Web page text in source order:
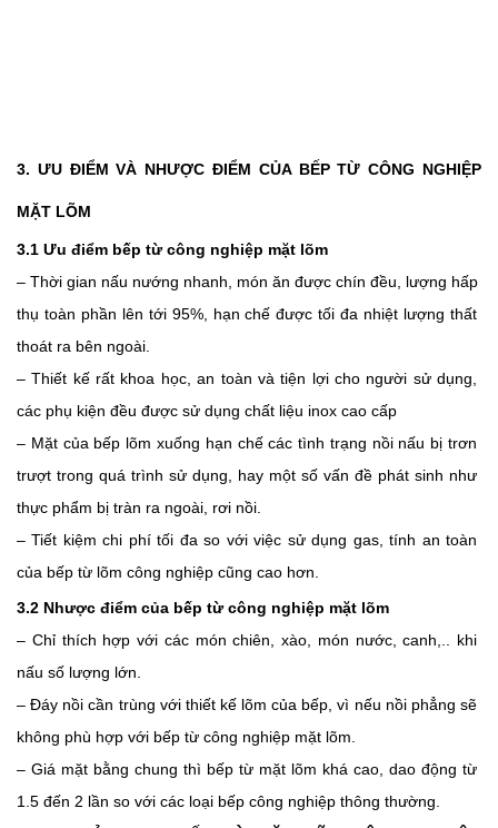
3. ƯU ĐIỂM VÀ NHƯỢC ĐIỂM CỦA BẾP TỪ CÔNG NGHIỆP
MẶT LÕM
3.1 Ưu điểm bếp từ công nghiệp mặt lõm
– Thời gian nấu nướng nhanh, món ăn được chín đều, lượng hấp
thụ toàn phần lên tới 95%, hạn chế được tối đa nhiệt lượng thất
thoát ra bên ngoài.
– Thiết kế rất khoa học, an toàn và tiện lợi cho người sử dụng,
các phụ kiện đều được sử dụng chất liệu inox cao cấp
– Mặt của bếp lõm xuống hạn chế các tình trạng nồi nấu bị trơn
trượt trong quá trình sử dụng, hay một số vấn đề phát sinh như
thực phẩm bị tràn ra ngoài, rơi nồi.
– Tiết kiệm chi phí tối đa so với việc sử dụng gas, tính an toàn
của bếp từ lõm công nghiệp cũng cao hơn.
3.2 Nhược điểm của bếp từ công nghiệp mặt lõm
– Chỉ thích hợp với các món chiên, xào, món nước, canh,.. khi
nấu số lượng lớn.
– Đáy nồi cần trùng với thiết kế lõm của bếp, vì nếu nồi phẳng sẽ
không phù hợp với bếp từ công nghiệp mặt lõm.
– Giá mặt bằng chung thì bếp từ mặt lõm khá cao, dao động từ
1.5 đến 2 lần so với các loại bếp công nghiệp thông thường.